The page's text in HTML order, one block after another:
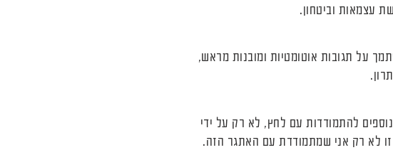
עצמאות וביטחון.
על תגובות אוטומטיות ומובנות מראש,
להתמודדות עם לחץ, לא רק על ידי
לא רק אני שמתמודדת עם האתגר הזה.